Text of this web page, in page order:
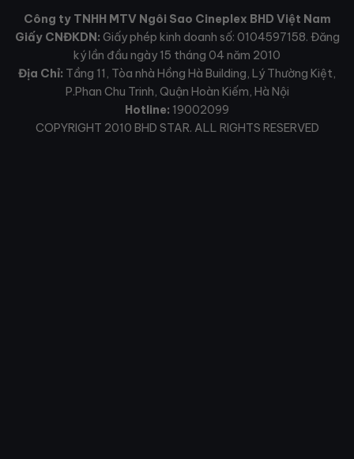
Công ty TNHH MTV Ngôi Sao Cineplex BHD Việt Nam
Giấy CNĐKDN: Giấy phép kinh doanh số: 0104597158. Đăng
ký lần đầu ngày 15 tháng 04 năm 2010
Địa Chỉ: Tầng 11, Tòa nhà Hồng Hà Building, Lý Thường Kiệt,
P.Phan Chu Trinh, Quận Hoàn Kiếm, Hà Nội
Hotline: 19002099
COPYRIGHT 2010 BHD STAR. ALL RIGHTS RESERVED